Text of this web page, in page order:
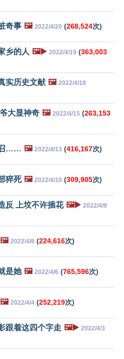
奇事 🖼️ 2022/4/20 (268,524次)
乡的人 🖼️▶️ 2022/4/19 (363,003
实历史文献 🖼️ 2022/4/18
大显神奇 🖼️ 2022/4/15 (263,153
召…… 🖼️ 2022/4/13 (416,167次)
猝死 🖼️ 2022/4/10 (309,905次)
反 上坟不许插花 🖼️▶️ 2022/4/9
🖼️ 2022/4/8 (224,616次)
是她 🖼️ 2022/4/6 (765,596次)
🖼️ 2022/4/4 (252,219次)
跟着这四个字走 🖼️▶️ 2022/4/3